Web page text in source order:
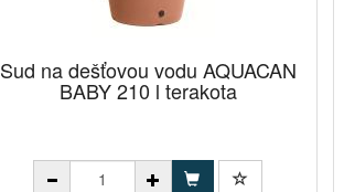
Sud na dešťovou vodu AQUACAN
BABY 210 l terakota